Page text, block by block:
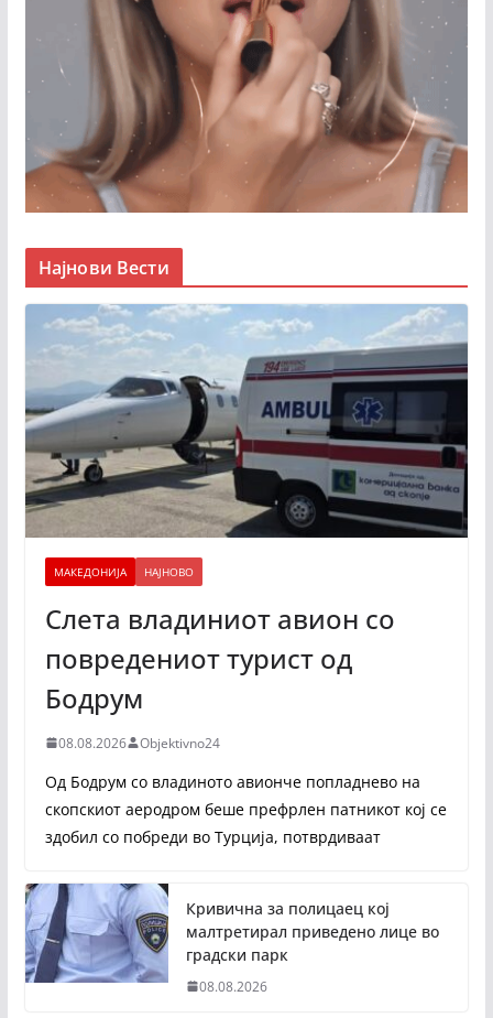
Најнови Вести
МАКЕДОНИЈА НАЈНОВО
Слета владиниот авион со
повредениот турист од
Бодрум
08.08.2026 Objektivno24
Од Бодрум со владиното авионче попладнево на
скопскиот аеродром беше префрлен патникот кој се
здобил со побреди во Турција, потврдиваат
Кривична за полицаец кој
малтретирал приведено лице во
градски парк
08.08.2026